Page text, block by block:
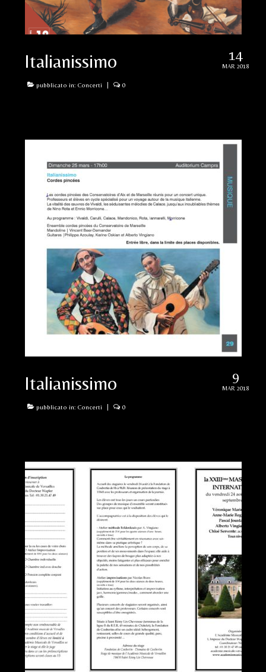
14
MAR 2018
Italianissimo
pubblicato in: Concerti 0
9
MAR 2018
Italianissimo
pubblicato in: Concerti 0